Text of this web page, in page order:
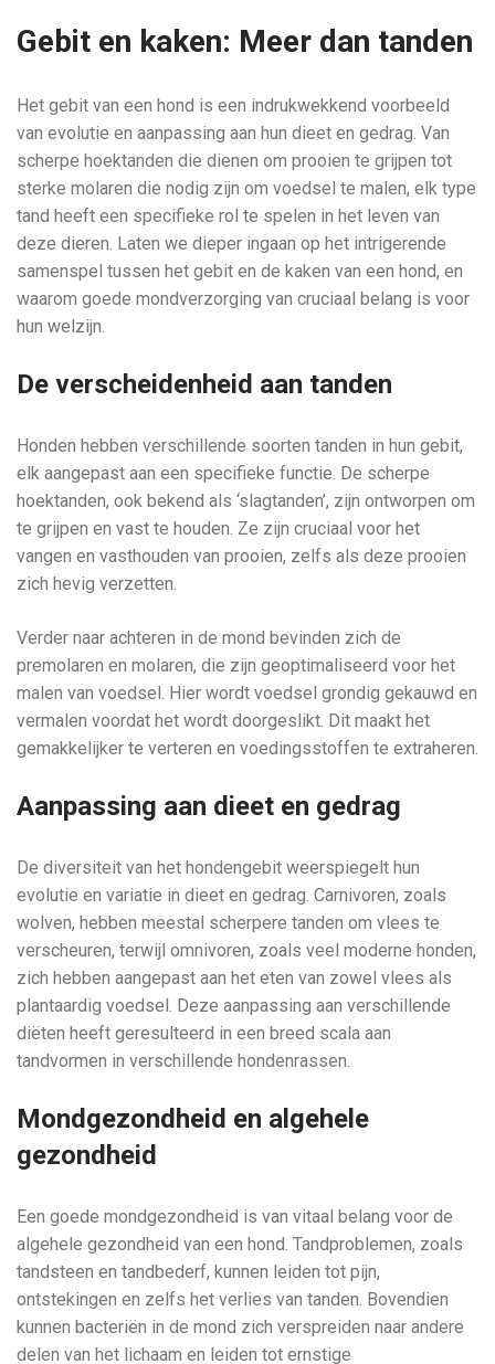
Gebit en kaken: Meer dan tanden
Het gebit van een hond is een indrukwekkend voorbeeld
van evolutie en aanpassing aan hun dieet en gedrag. Van
scherpe hoektanden die dienen om prooien te grijpen tot
sterke molaren die nodig zijn om voedsel te malen, elk type
tand heeft een specifieke rol te spelen in het leven van
deze dieren. Laten we dieper ingaan op het intrigerende
samenspel tussen het gebit en de kaken van een hond, en
waarom goede mondverzorging van cruciaal belang is voor
hun welzijn.
De verscheidenheid aan tanden
Honden hebben verschillende soorten tanden in hun gebit,
elk aangepast aan een specifieke functie. De scherpe
hoektanden, ook bekend als ‘slagtanden’, zijn ontworpen om
te grijpen en vast te houden. Ze zijn cruciaal voor het
vangen en vasthouden van prooien, zelfs als deze prooien
zich hevig verzetten.
Verder naar achteren in de mond bevinden zich de
premolaren en molaren, die zijn geoptimaliseerd voor het
malen van voedsel. Hier wordt voedsel grondig gekauwd en
vermalen voordat het wordt doorgeslikt. Dit maakt het
gemakkelijker te verteren en voedingsstoffen te extraheren.
Aanpassing aan dieet en gedrag
De diversiteit van het hondengebit weerspiegelt hun
evolutie en variatie in dieet en gedrag. Carnivoren, zoals
wolven, hebben meestal scherpere tanden om vlees te
verscheuren, terwijl omnivoren, zoals veel moderne honden,
zich hebben aangepast aan het eten van zowel vlees als
plantaardig voedsel. Deze aanpassing aan verschillende
diëten heeft geresulteerd in een breed scala aan
tandvormen in verschillende hondenrassen.
Mondgezondheid en algehele
gezondheid
Een goede mondgezondheid is van vitaal belang voor de
algehele gezondheid van een hond. Tandproblemen, zoals
tandsteen en tandbederf, kunnen leiden tot pijn,
ontstekingen en zelfs het verlies van tanden. Bovendien
kunnen bacteriën in de mond zich verspreiden naar andere
delen van het lichaam en leiden tot ernstige